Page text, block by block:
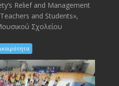
Relief and Management
and Students»,
Σχολείου